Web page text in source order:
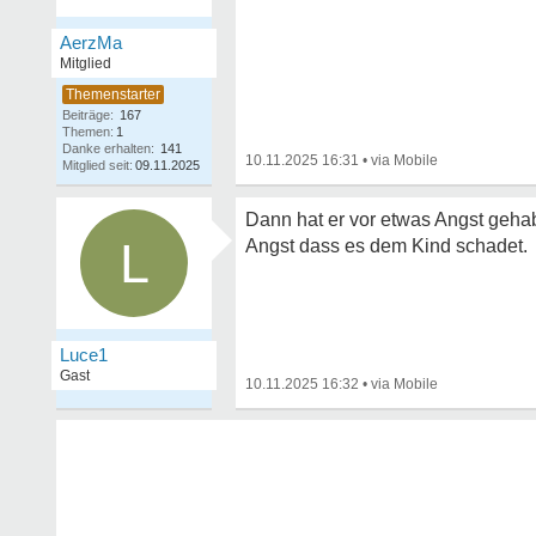
AerzMa
Mitglied
Beiträge: 167
Themen: 1
Danke erhalten: 141
Mitglied seit: 09.11.2025 10.11.2025 16:31 •
L
Luce1
Gast
Dann hat er vor etwas Angst
Angst dass es dem Kind schadet.
10.11.2025 16:32 •